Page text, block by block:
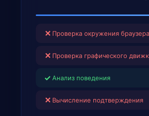
✕ Проверка окружения браузера
✕ Проверка графического
✓ Анализ поведения
✕ Вычисление подтверждения